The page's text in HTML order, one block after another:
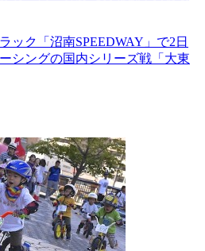
ック「沼南SPEEDWAY」で2日
シングの国内シリーズ戦「大東